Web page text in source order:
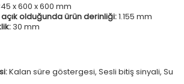
x 600 x 600 mm
olduğunda ürün derinliği:1.155 mm
30 mm
Kalan süre göstergesi, Sesli bitiş sinyali, Su